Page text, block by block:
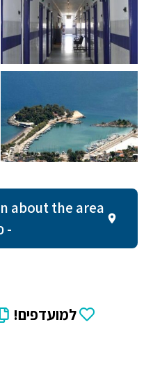
about the area
-
למועדפים!